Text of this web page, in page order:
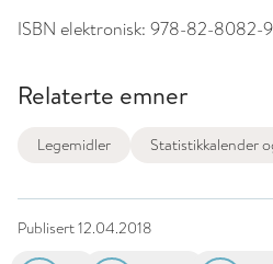
ISBN elektronisk: 978-82-8082-
Relaterte emner
Legemidler Statistikkalender
Publisert12.04.2018